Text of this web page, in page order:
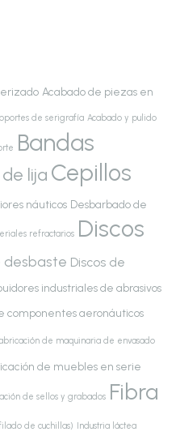
Acabado de piezas en
de serigrafía Acabado y pulido
Bandas
lija Cepillos
náuticos Desbarbado de
refractarios Discos
desbaste Discos de
industriales de abrasivos
componentes aeronáuticos
de maquinaria de envasado
de muebles en serie
de sellos y grabados Fibra
de cuchillas) Industria láctea